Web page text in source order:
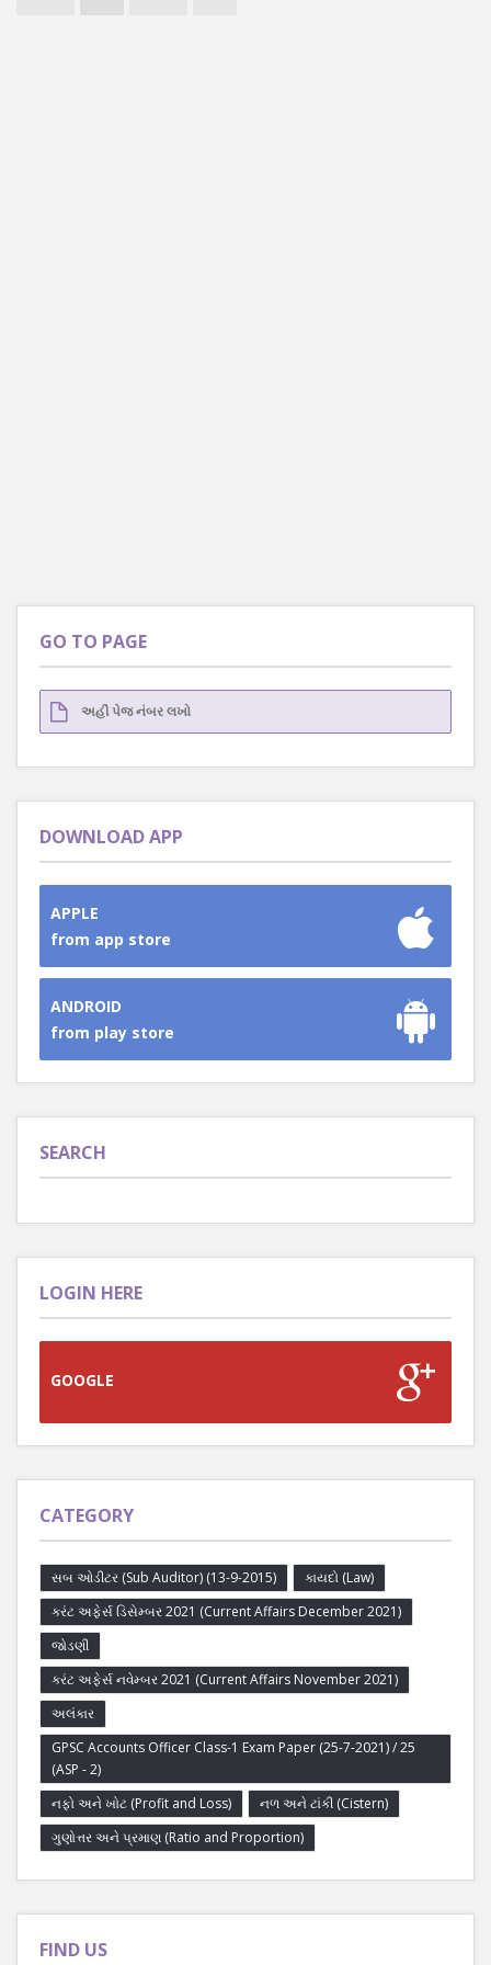
GO TO PAGE
DOWNLOAD APP
APPLE
from app store
ANDROID
from play store
SEARCH
LOGIN HERE
GOOGLE
CATEGORY
સબ ઓડીટર (Sub Auditor) (13-9-2015)
કાયદો (Law)
કરંટ અફેર્સ ડિસેમ્બર 2021 (Current Affairs December 2021)
જોડણી
કરંટ અફેર્સ નવેમ્બર 2021 (Current Affairs November 2021)
અલંકાર
GPSC Accounts Officer Class-1 Exam Paper (25-7-2021) / 25
(ASP - 2)
નફો અને ખોટ (Profit and Loss)
નળ અને ટાંકી (Cistern)
ગુણોત્તર અને પ્રમાણ (Ratio and Proportion)
FIND US